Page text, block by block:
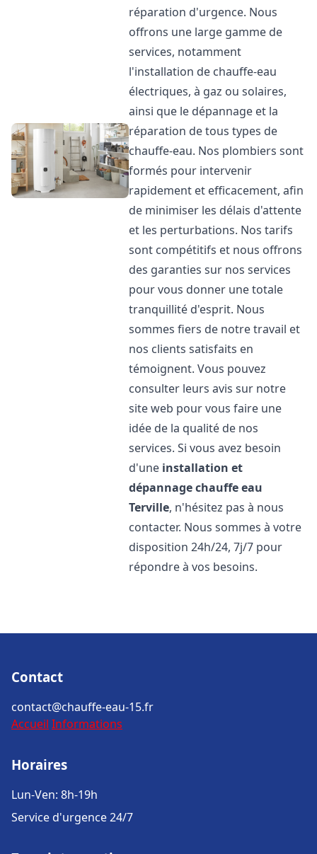
réparation d'urgence. Nous
offrons une large gamme de
services, notamment
l'installation de chauffe-eau
électriques, à gaz ou solaires,
ainsi que le dépannage et la
réparation de tous types de
chauffe-eau. Nos plombiers sont
formés pour intervenir
rapidement et efficacement, afin
de minimiser les délais d'attente
et les perturbations. Nos tarifs
sont compétitifs et nous offrons
des garanties sur nos services
pour vous donner une totale
tranquillité d'esprit. Nous
sommes fiers de notre travail et
nos clients satisfaits en
témoignent. Vous pouvez
consulter leurs avis sur notre
site web pour vous faire une
idée de la qualité de nos
services. Si vous avez besoin
d'une installation et
dépannage chauffe eau
Terville, n'hésitez pas à nous
contacter. Nous sommes à votre
disposition 24h/24, 7j/7 pour
répondre à vos besoins.
Contact
contact@chauffe-eau-15.fr
Accueil Informations
Horaires
Lun-Ven: 8h-19h
Service d'urgence 24/7